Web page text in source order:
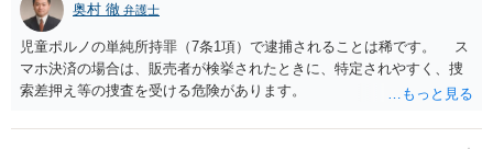
奥村 徹 弁護士
児童ポルノの単純所持罪（7条1項）で逮捕されることは稀です。 ス
マホ決済の場合は、販売者が検挙されたときに、特定されやすく、捜
索差押え等の捜査を受ける危険があります。